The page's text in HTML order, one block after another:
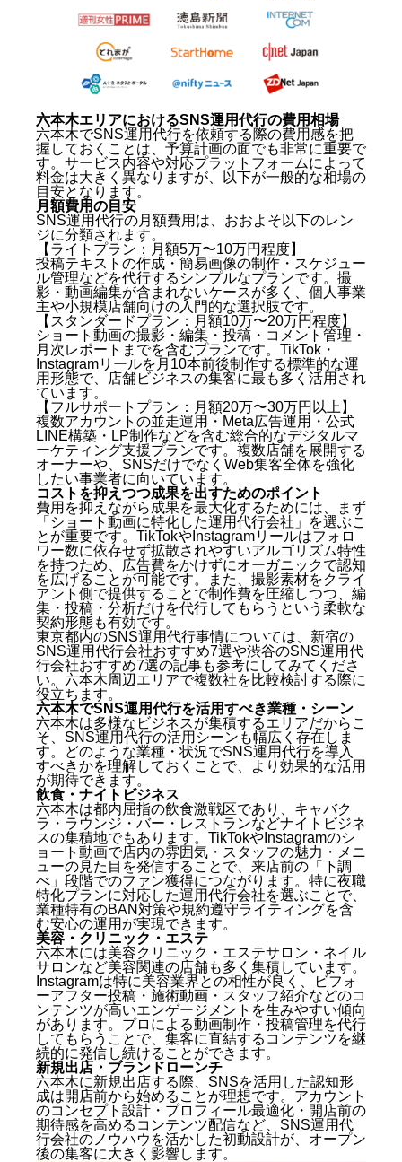
六本木エリアにおけるSNS運用代行の費用相場
六本木でSNS運用代行を依頼する際の費用感を把
握しておくことは、予算計画の面でも非常に重要で
す。サービス内容や対応プラットフォームによって
料金は大きく異なりますが、以下が一般的な相場の
目安となります。
月額費用の目安
SNS運用代行の月額費用は、おおよそ以下のレン
ジに分類されます。
【ライトプラン：月額5万〜10万円程度】
投稿テキストの作成・簡易画像の制作・スケジュー
ル管理などを代行するシンプルなプランです。撮
影・動画編集が含まれないケースが多く、個人事業
主や小規模店舗向けの入門的な選択肢です。
【スタンダードプラン：月額10万〜20万円程度】
ショート動画の撮影・編集・投稿・コメント管理・
月次レポートまでを含むプランです。TikTok・
Instagramリールを月10本前後制作する標準的な運
用形態で、店舗ビジネスの集客に最も多く活用され
ています。
【フルサポートプラン：月額20万〜30万円以上】
複数アカウントの並走運用・Meta広告運用・公式
LINE構築・LP制作などを含む総合的なデジタルマ
ーケティング支援プランです。複数店舗を展開する
オーナーや、SNSだけでなくWeb集客全体を強化
したい事業者に向いています。
コストを抑えつつ成果を出すためのポイント
費用を抑えながら成果を最大化するためには、まず
「ショート動画に特化した運用代行会社」を選ぶこ
とが重要です。TikTokやInstagramリールはフォロ
ワー数に依存せず拡散されやすいアルゴリズム特性
を持つため、広告費をかけずにオーガニックで認知
を広げることが可能です。また、撮影素材をクライ
アント側で提供することで制作費を圧縮しつつ、編
集・投稿・分析だけを代行してもらうという柔軟な
契約形態も有効です。
東京都内のSNS運用代行事情については、 新宿の
SNS運用代行会社おすすめ7選や渋谷のSNS運用代
行会社おすすめ7選の記事も参考にしてみてくださ
い。六本木周辺エリアで複数社を比較検討する際に
役立ちます。
六本木でSNS運用代行を活用すべき業種・シーン
六本木は多様なビジネスが集積するエリアだからこ
そ、SNS運用代行の活用シーンも幅広く存在しま
す。どのような業種・状況でSNS運用代行を導入
すべきかを理解しておくことで、より効果的な活用
が期待できます。
飲食・ナイトビジネス
六本木は都内屈指の飲食激戦区であり、キャバク
ラ・ラウンジ・バー・レストランなどナイトビジネ
スの集積地でもあります。TikTokやInstagramのシ
ョート動画で店内の雰囲気・スタッフの魅力・メニ
ューの見た目を発信することで、来店前の「下調
べ」段階でのファン獲得につながります。特に夜職
特化プランに対応した運用代行会社を選ぶことで、
業種特有のBAN対策や規約遵守ライティングを含
む安心の運用が実現できます。
美容・クリニック・エステ
六本木には美容クリニック・エステサロン・ネイル
サロンなど美容関連の店舗も多く集積しています。
Instagramは特に美容業界との相性が良く、ビフォ
ーアフター投稿・施術動画・スタッフ紹介などのコ
ンテンツが高いエンゲージメントを生みやすい傾向
があります。プロによる動画制作・投稿管理を代行
してもらうことで、集客に直結するコンテンツを継
続的に発信し続けることができます。
新規出店・ブランドローンチ
六本木に新規出店する際、SNSを活用した認知形
成は開店前から始めることが理想です。アカウント
のコンセプト設計・プロフィール最適化・開店前の
期待感を高めるコンテンツ配信など、SNS運用代
行会社のノウハウを活かした初動設計が、オープン
後の集客に大きく影響します。
業種・ターゲットに合った実績があるか
TikTok・Instagramの運用に強みを持つか
六本木のSNS運用代行会社おすすめ7選
1. 株式会社キングプロテア（札幌拠点・全国対応）
2. 株式会社ホットリンク（東京）
3. 株式会社サイバー・バズ（東京）
4. 株式会社トライバルメディアハウス（東京）
5. 株式会社ソーシャルワイヤー（東京）
6. 株式会社Loco Partners（東京）
7. 株式会社アライドアーキテクツ（東京）
六本木エリアにおけるSNS運用代行の費用相場
月額費用の目安
コストを抑えつつ成果を出すためのポイント
六本木でSNS運用代行を活用すべき業種・シーン
飲食・ナイトビジネス
美容・クリニック・エステ
新規出店・ブランドローンチ
SNS運用代行会社に依頼する前に確認すべき5つの質
問
①同業種での運用実績はあるか
②動画の企画から編集まで一気通貫で対応できるか
③月次レポートや改善提案の仕組みはあるか
④最低契約期間と解約条件はどうなっているか
⑤担当者は誰か・窓口はどこか
まとめ：六本木のSNS運用代行会社おすすめ7選
【2026年最新】
よくある質問（Q&A）
Q1. 六本木のSNS運用代行はどのくらいの費用がか
かりますか？
Q2. 夜職・ナイトビジネスのSNS運用代行も対応し
てもらえますか？
Q3. 効果が出るまでどのくらいかかりますか？
Q4. 東京都内の他エリアとまとめてSNS運用を依頼
できますか？
Q5. SNS運用代行会社を選ぶ際に最も重視すべきこ
とは何ですか？